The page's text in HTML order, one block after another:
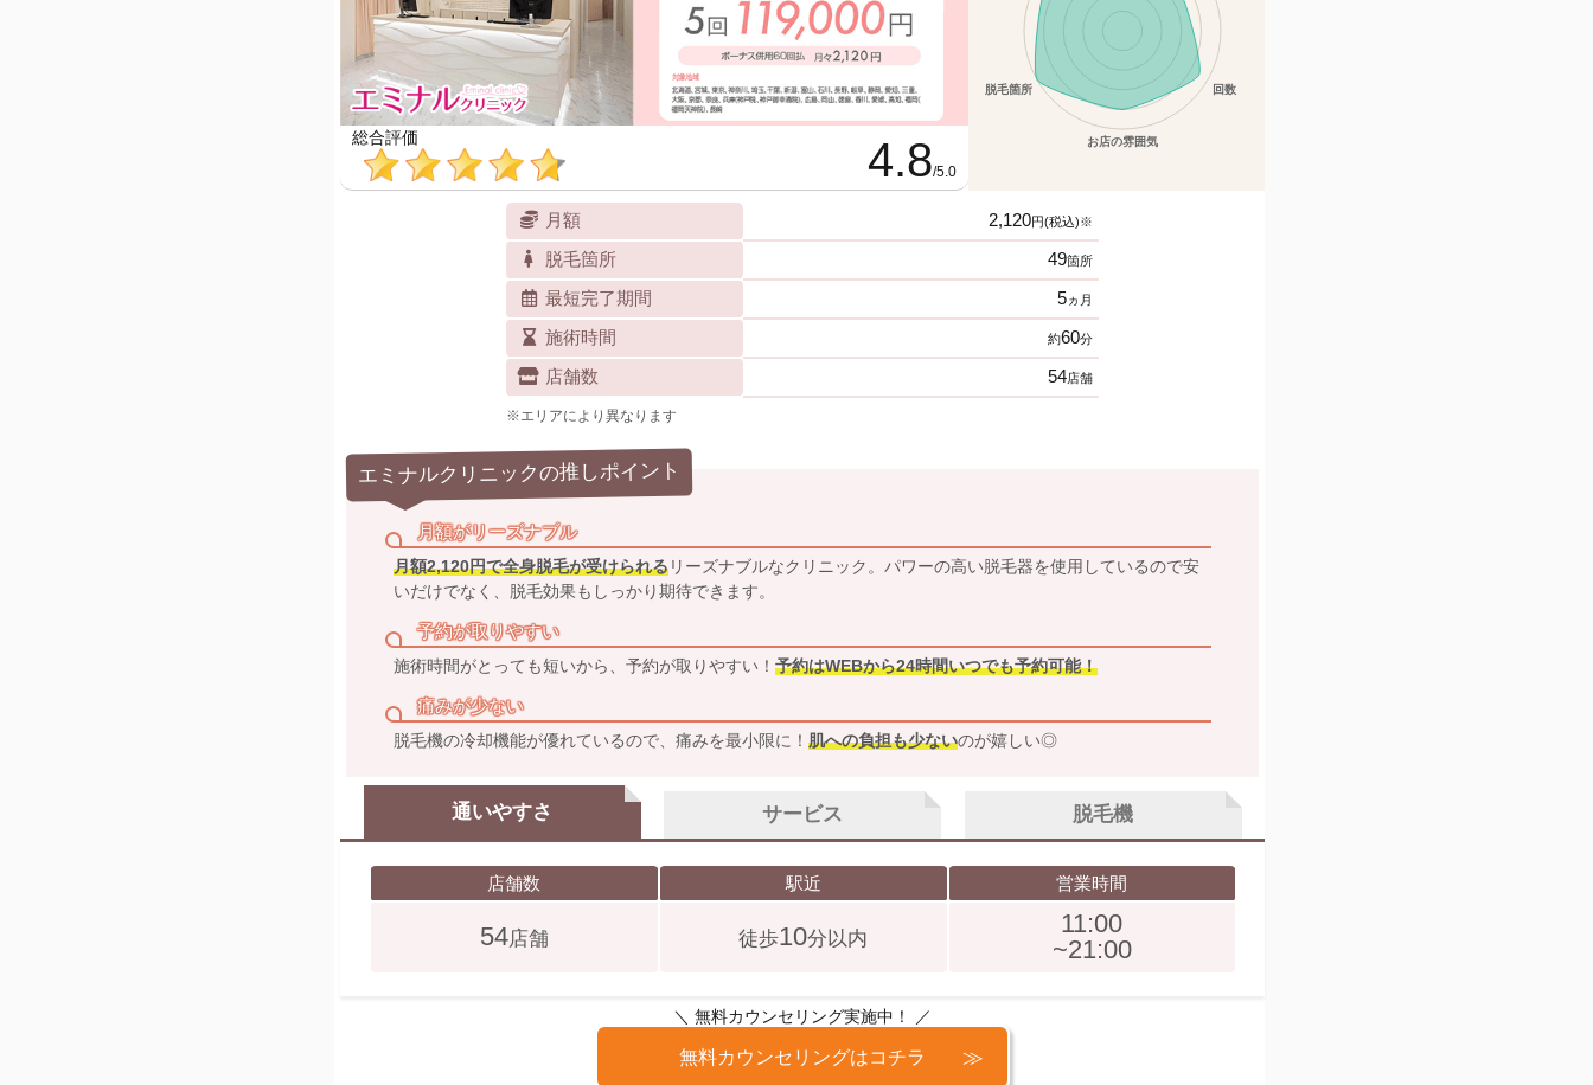
総合評価 4.8/5.0
※エリアにより異なります
月額 2,120円(税込)※
脱毛箇所 49箇所
最短完了期間 5ヵ月
施術時間 約60分
店舗数 54店舗
エミナルクリニックの推しポイント
月額がリーズナブル
月額2,120円で全身脱毛が受けられるリーズナブルなクリニック。パワーの高い脱毛器を使用しているので安
いだけでなく、脱毛効果もしっかり期待できます。
予約が取りやすい
施術時間がとっても短いから、予約が取りやすい！ 予約はWEBから24時間いつでも予約可能！
痛みが少ない
脱毛機の冷却機能が優れているので、痛みを最小限に！ 肌への負担も少ないのが嬉しい◎
通いやすさ サービス 脱毛機
店舗数 駅近 営業時間
54店舗 徒歩10分以内
11:00
~21:00
＼ 無料カウンセリング実施中！ ／
無料カウンセリングはコチラ